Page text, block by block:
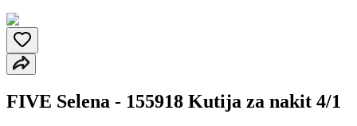
FIVE Selena - 155918 Kutija za nakit 4/1